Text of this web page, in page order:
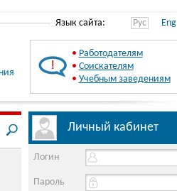
Язык сайта: Рус Eng
• Работодателям
• Соискателям
• Учебным заведениям
Личный кабинет
Логин
Пароль